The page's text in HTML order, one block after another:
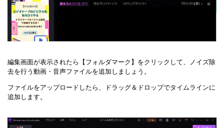
編集画面が表示されたら【フォルダマーク】をクリックして、ノイズ除
去を行う動画・音声ファイルを追加しましょう。
ファイルをアップロードしたら、ドラッグ＆ドロップでタイムラインに
追加します。